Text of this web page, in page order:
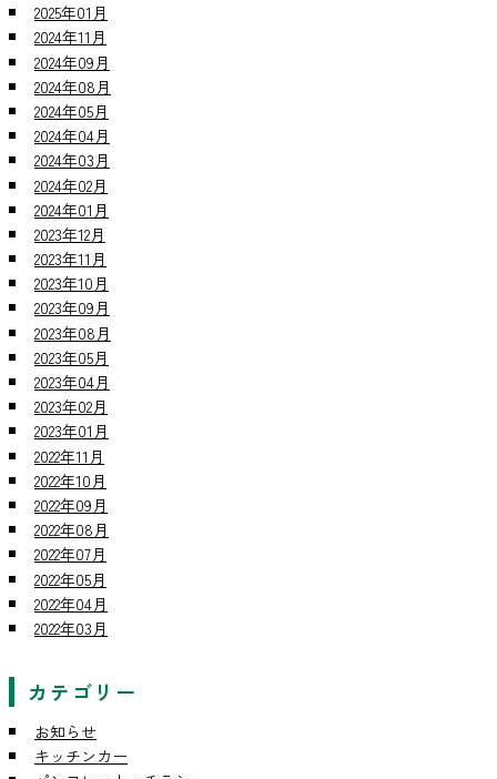
2025年01月
2024年11月
2024年09月
2024年08月
2024年05月
2024年04月
2024年03月
2024年02月
2024年01月
2023年12月
2023年11月
2023年10月
2023年09月
2023年08月
2023年05月
2023年04月
2023年02月
2023年01月
2022年11月
2022年10月
2022年09月
2022年08月
2022年07月
2022年05月
2022年04月
2022年03月
カテゴリー
お知らせ
キッチンカー